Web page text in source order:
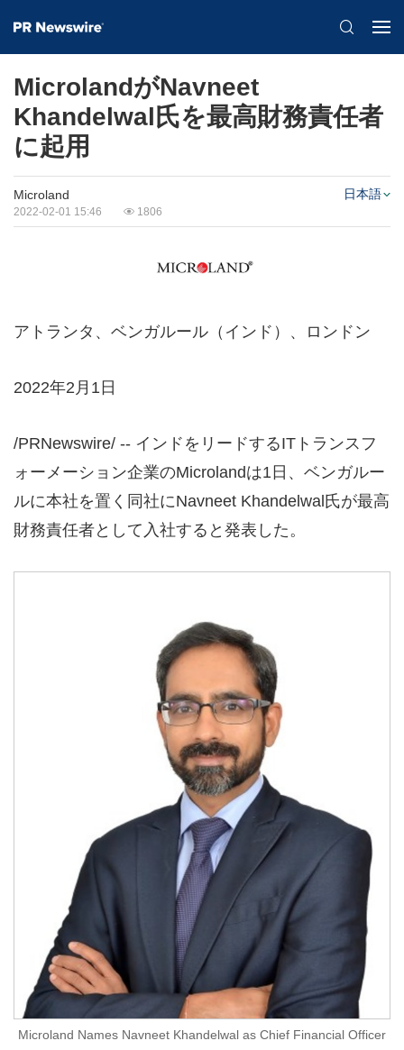
MicrolandがNavneet
Khandelwal氏を最高財務責任者
に起用
Microland
2022-02-01 15:46 1806
日本語
アトランタ、ベンガルール（インド）、ロンドン
2022年2月1日
/PRNewswire/ -- インドをリードするITトランスフ
ォーメーション企業のMicrolandは1日、ベンガルー
ルに本社を置く同社にNavneet Khandelwal氏が最高
財務責任者として入社すると発表した。
Microland Names Navneet Khandelwal as Chief Financial Officer